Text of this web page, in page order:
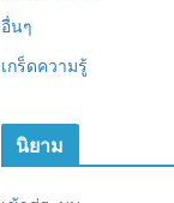
อื่นๆ
เกร็ดความรู้
นิยาม